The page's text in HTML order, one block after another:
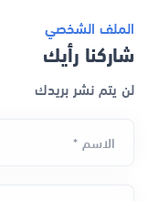
الملف الشخصي
شاركنا رأيك
لن يتم نشر بريدك
الاسم *